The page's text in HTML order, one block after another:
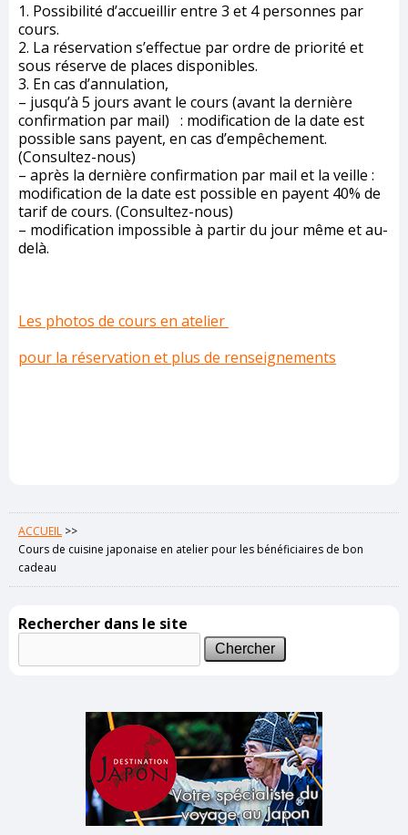
1. Possibilité d’accueillir entre 3 et 4 personnes par
cours.
2. La réservation s’effectue par ordre de priorité et
sous réserve de places disponibles.
3. En cas d’annulation,
– jusqu’à 5 jours avant le cours (avant la dernière
confirmation par mail) : modification de la date est
possible sans payent, en cas d’empêchement.
(Consultez-nous)
– après la dernière confirmation par mail et la veille :
modification de la date est possible en payent 40% de
tarif de cours. (Consultez-nous)
– modification impossible à partir du jour même et au-
delà.
Les photos de cours en atelier
pour la réservation et plus de renseignements
ACCUEIL >>
Cours de cuisine japonaise en atelier pour les bénéficiaires de bon
cadeau
Rechercher dans le site